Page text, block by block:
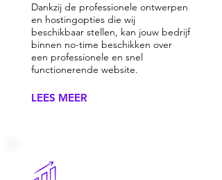
Dankzij de professionele ontwerpen
en hostingopties die wij
beschikbaar stellen, kan jouw bedrijf
binnen no-time beschikken over
een professionele en snel
functionerende website.
LEES MEER